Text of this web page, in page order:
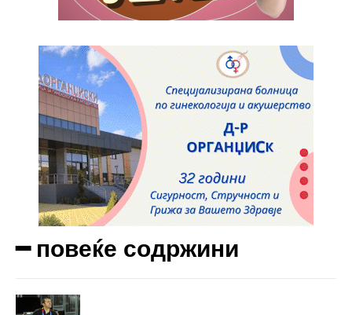
Yearly pricing Monthly pricing
━ повеќе содржини